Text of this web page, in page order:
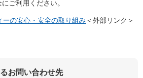
ご利用ください。
ーの安心・安全の取り組み＜外部リンク＞
お問い合わせ先